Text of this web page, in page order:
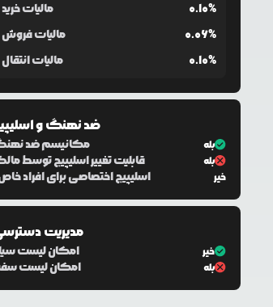
مالیات خرید
0.10%
مالیات فروش
0.06%
مالیات انتقال
0.10%
ضد نهنگ و
مکانیسم ضد بله
قابلیت تغییر اسلیپیج توسط بله
اسلیپیج اختصاصی برای افراد خیر
مدیریت
امکان لیست خیر
امکان لیست بله